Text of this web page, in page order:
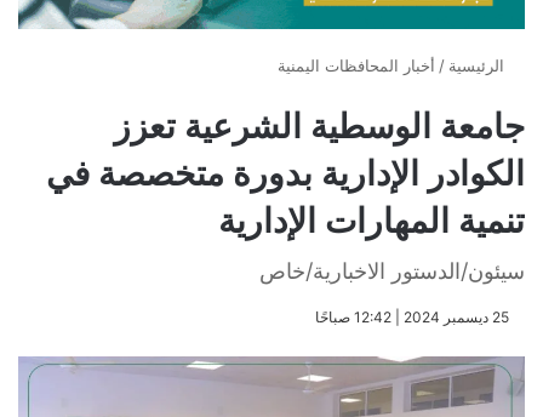
الرئيسية / أخبار المحافظات اليمنية
جامعة الوسطية الشرعية تعزز
الكوادر الإدارية بدورة متخصصة في
تنمية المهارات الإدارية
سيئون/الدستور الاخبارية/خاص
​25 ديسمبر 2024 | 12:42 صباحًا